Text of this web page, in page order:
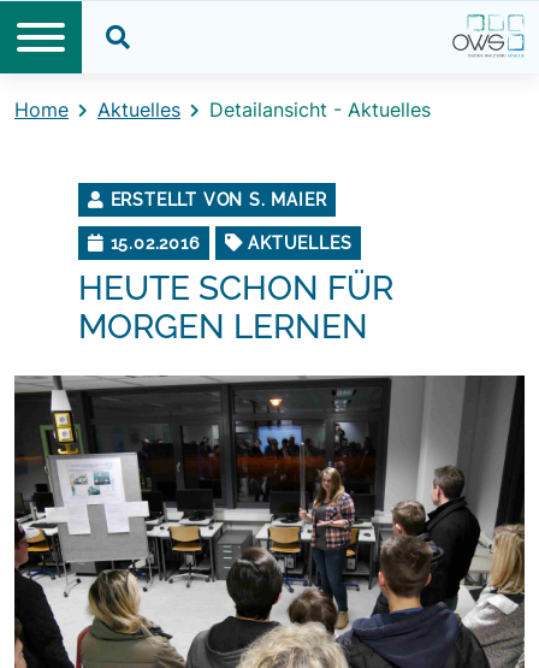
Home Aktuelles Detailansicht - Aktuelles
ERSTELLT VON S. MAIER
15.02.2016 AKTUELLES
HEUTE SCHON FÜR
MORGEN LERNEN